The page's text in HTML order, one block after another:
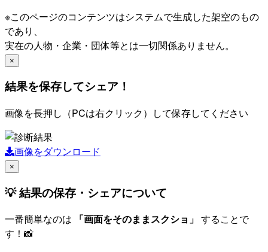
※このページのコンテンツはシステムで生成した架空のもの
であり、
実在の人物・企業・団体等とは一切関係ありません。
×
結果を保存してシェア！
画像を長押し（PCは右クリック）して保存してください
画像をダウンロード
×
💡 結果の保存・シェアについて
一番簡単なのは 「画面をそのままスクショ」 することで
す！📸